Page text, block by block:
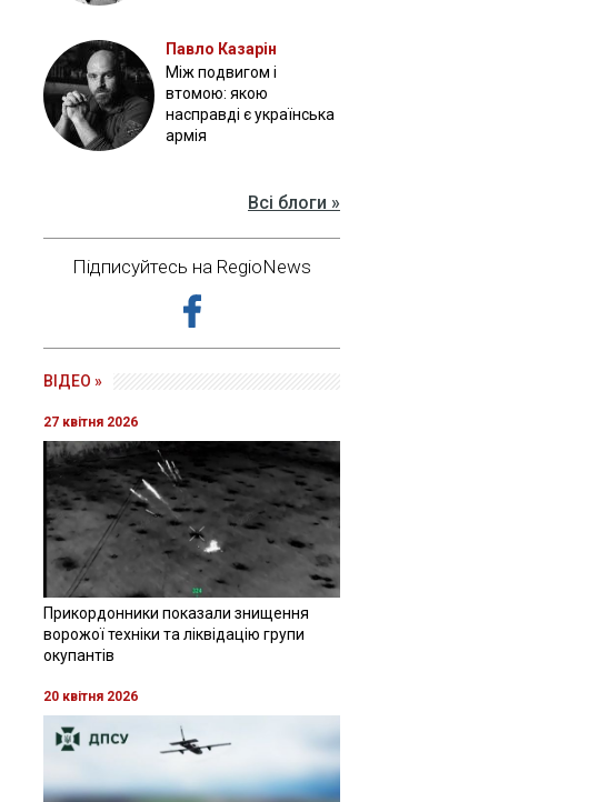
Павло Казарін
Між подвигом і
втомою: якою
насправді є українська
армія
Всі блоги »
Підписуйтесь на RegioNews
ВІДЕО »
27 квітня 2026
Прикордонники показали знищення
ворожої техніки та ліквідацію групи
окупантів
20 квітня 2026